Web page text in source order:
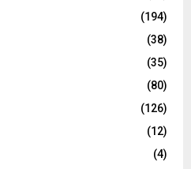
(194)
(38)
(35)
(80)
(126)
(12)
(4)